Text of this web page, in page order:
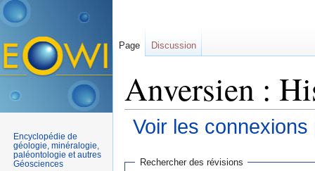
Anversien :
Voir les
Rechercher des révisions
Page Discussion
Encyclopédie de
géologie, minéralogie,
paléontologie et autres
Géosciences